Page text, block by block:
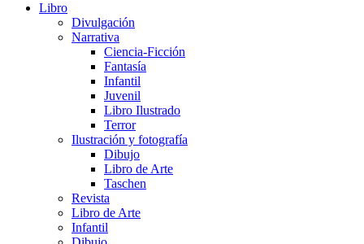
Libro
Divulgación
Narrativa
Ciencia-Ficción
Fantasía
Infantil
Juvenil
Libro Ilustrado
Terror
Ilustración y fotografía
Dibujo
Libro de Arte
Taschen
Revista
Libro de Arte
Infantil